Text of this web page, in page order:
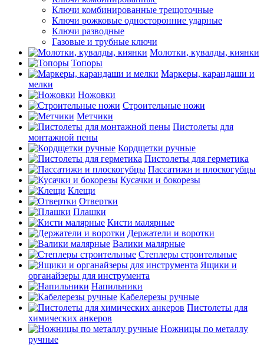
Ключи комбинированные трещоточные
Ключи рожковые односторонние ударные
Ключи разводные
Газовые и трубные ключи
Молотки, кувалды, киянки
Топоры
Маркеры, карандаши и
мелки
Ножовки
Строительные ножи
Метчики
Пистолеты для
монтажной пены
Кордщетки ручные
Пистолеты для герметика
Пассатижи и плоскогубцы
Кусачки и бокорезы
Клещи
Отвертки
Плашки
Кисти малярные
Держатели и воротки
Валики малярные
Степлеры строительные
Ящики и
органайзеры для инструмента
Напильники
Кабелерезы ручные
Пистолеты для
химических анкеров
Ножницы по металлу
ручные